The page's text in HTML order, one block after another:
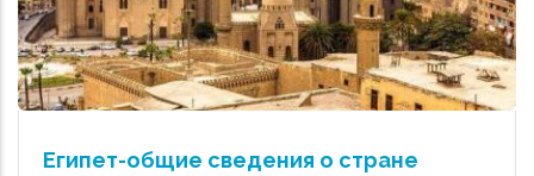
Египет-общие сведения о стране